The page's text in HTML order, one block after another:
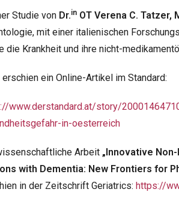
Studie von Dr.in OT Verena C. Tatzer,
mit einer italienischen
die Krankheit und ihre nicht-
erschien ein Online-Artikel im Standard:
www.derstandard.at/story/
in-oesterreich
Arbeit „Innovative
with Dementia: New Frontiers for
in der Zeitschrift Geriatrics: https://